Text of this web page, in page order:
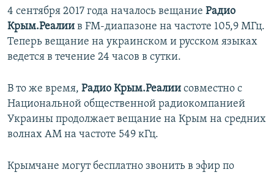
4 сентября 2017 года началось вещание Радио
Крым.Реалии в FM-диапазоне на частоте 105,9 МГц.
Теперь вещание на украинском и русском языках
ведется в течение 24 часов в сутки.
В то же время, Радио Крым.Реалии совместно с
Национальной общественной радиокомпанией
Украины продолжает вещание на Крым на средних
волнах АМ на частоте 549 кГц.
Крымчане могут бесплатно звонить в эфир по